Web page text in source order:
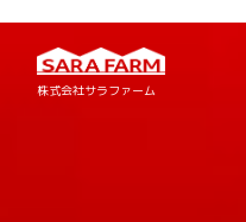
株式会社サラファーム